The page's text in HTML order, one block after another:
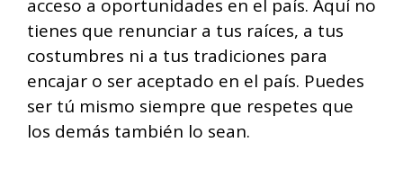
acceso a oportunidades en el país. Aquí no
tienes que renunciar a tus raíces, a tus
costumbres ni a tus tradiciones para
encajar o ser aceptado en el país. Puedes
ser tú mismo siempre que respetes que
los demás también lo sean.